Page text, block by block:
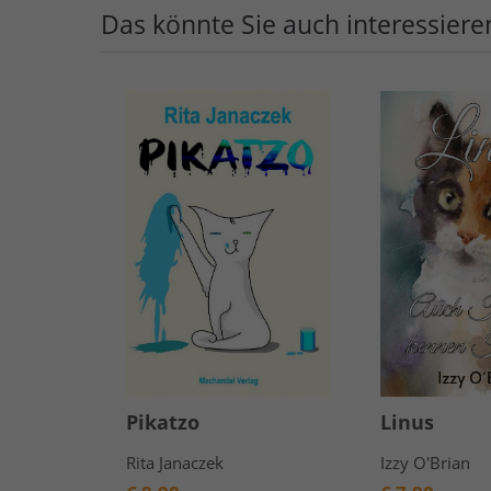
Das könnte Sie auch
Pikatzo
Rita Janaczek
Linus
Izzy O'Brian